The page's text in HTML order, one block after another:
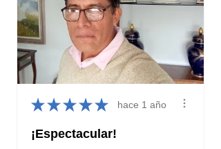
★ ★ ★ ★ ★ hace 1 año
¡Espectacular!